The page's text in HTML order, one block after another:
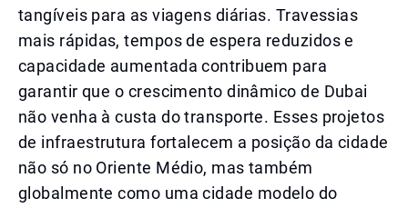
tangíveis para as viagens diárias. Travessias
mais rápidas, tempos de espera reduzidos e
capacidade aumentada contribuem para
garantir que o crescimento dinâmico de Dubai
não venha à custa do transporte. Esses projetos
de infraestrutura fortalecem a posição da cidade
não só no Oriente Médio, mas também
globalmente como uma cidade modelo do